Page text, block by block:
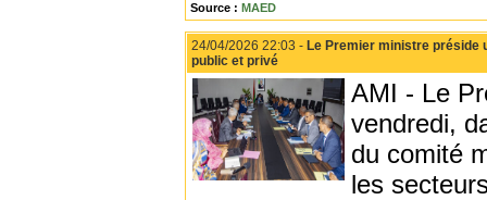
Source : MAED
24/04/2026 22:03 - Le Premier ministre préside
public et privé
AMI - Le
vendredi,
du comité
les